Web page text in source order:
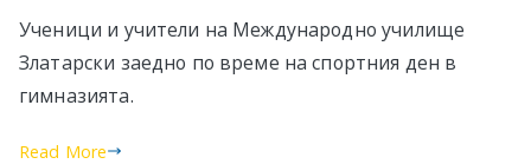
Ученици и учители на Международно училище
Златарски заедно по време на спортния ден в
гимназията.
Read More